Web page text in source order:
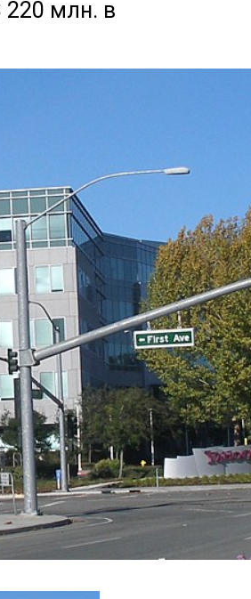
220 млн. в